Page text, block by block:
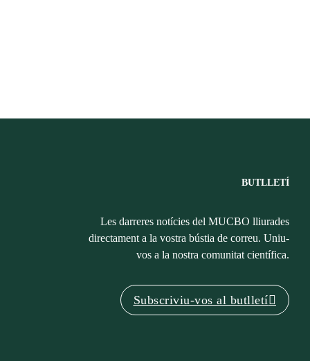
BUTLLETÍ
Les darreres notícies del MUCBO lliurades
directament a la vostra bústia de correu. Uniu-
vos a la nostra comunitat científica.
Subscriviu-vos al butlletí